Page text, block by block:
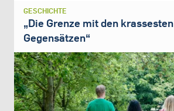
GESCHICHTE
„Die Grenze mit den krassesten
Gegensätzen“